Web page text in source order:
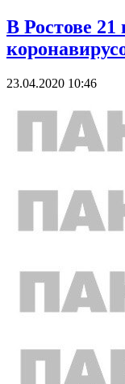
В Ростове
23.04.2020 10:46